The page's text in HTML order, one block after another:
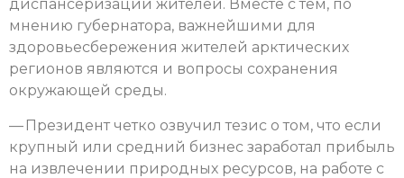
диспансеризации жителей. Вместе с тем, по
мнению губернатора, важнейшими для
здоровьесбережения жителей арктических
регионов являются и вопросы сохранения
окружающей среды.
— Президент четко озвучил тезис о том, что если
крупный или средний бизнес заработал прибыль
на извлечении природных ресурсов, на работе с